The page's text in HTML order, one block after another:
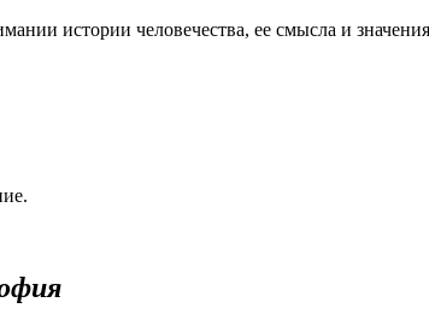
истории человечества, ее смысла и